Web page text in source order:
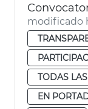
modificado
TODAS
EN